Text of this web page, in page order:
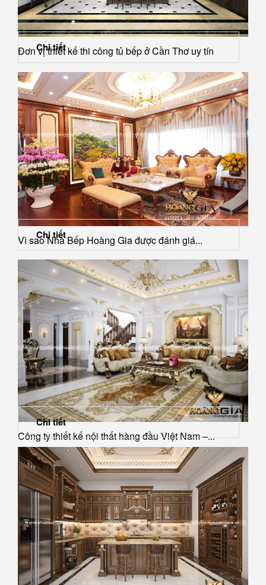
Đơn vị thiết kế thi công tủ bếp ở Cần Thơ uy tín
Chi tiết
Vì sao Nhà Bếp Hoàng Gia được đánh giá...
Chi tiết
Công ty thiết kế nội thất hàng đầu Việt Nam –...
Chi tiết